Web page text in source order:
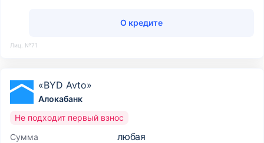
О кредите
Лиц. №71
«BYD Avto»
Алокабанк
Сумма любая
Не подходит первый взнос